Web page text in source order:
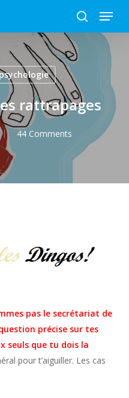
Menu
rattrapages
44 Comments
pas le secrétariat de
précise sur tes
seuls que tu dois la
pour t’aiguiller. Les cas
Close
Menu